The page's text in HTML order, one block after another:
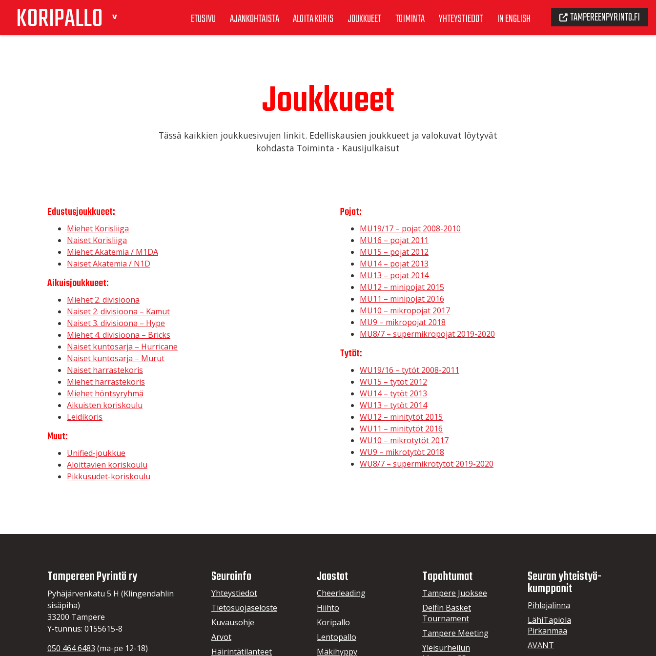
KORIPALLO ETUSIVU AJANKOHTAISTA ALOITA KORIS JOUKKUEET TOIMINTA YHTEYSTIEDOT IN ENGLISH TAMPEREENPYRINTO.FI
Joukkueet
Tässä kaikkien joukkuesivujen linkit. Edelliskausien joukkueet ja valokuvat löytyvät
kohdasta Toiminta - Kausijulkaisut
Edustusjoukkueet:
Miehet Korisliiga
Naiset Korisliiga
Miehet Akatemia / M1DA
Naiset Akatemia / N1D
Aikuisjoukkueet:
Miehet 2. divisioona
Naiset 2. divisioona – Kamut
Naiset 3. divisioona – Hype
Miehet 4. divisioona – Bricks
Naiset kuntosarja – Hurricane
Naiset kuntosarja – Murut
Naiset harrastekoris
Miehet harrastekoris
Miehet höntsyryhmä
Aikuisten koriskoulu
Leidikoris
Muut:
Unified-joukkue
Aloittavien koriskoulu
Pikkusudet-koriskoulu
Pojat:
MU19/17 – pojat 2008-2010
MU16 – pojat 2011
MU15 – pojat 2012
MU14 – pojat 2013
MU13 – pojat 2014
MU12 – minipojat 2015
MU11 – minipojat 2016
MU10 – mikropojat 2017
MU9 – mikropojat 2018
MU8/7 – supermikropojat 2019-2020
Tytöt:
WU19/16 – tytöt 2008-2011
WU15 – tytöt 2012
WU14 – tytöt 2013
WU13 – tytöt 2014
WU12 – minitytöt 2015
WU11 – minitytöt 2016
WU10 – mikrotytöt 2017
WU9 – mikrotytöt 2018
WU8/7 – supermikrotytöt 2019-2020
Tampereen Pyrintö ry
Pyhäjärvenkatu 5 H (Klingendahlin
sisäpiha)
33200 Tampere
Y-tunnus: 0155615-8
050 464 6483 (ma-pe 12-18)
Seurainfo
Yhteystiedot
Tietosuojaseloste
Kuvausohje
Arvot
Häirintätilanteet
Jaostot
Cheerleading
Hiihto
Koripallo
Lentopallo
Mäkihyppy
Tapahtumat
Tampere Juoksee
Delfin Basket
Tournament
Tampere Meeting
Yleisurheilun
Seuran yhteistyö­
kumppanit
Pihlajalinna
LähiTapiola
Pirkanmaa
AVANT